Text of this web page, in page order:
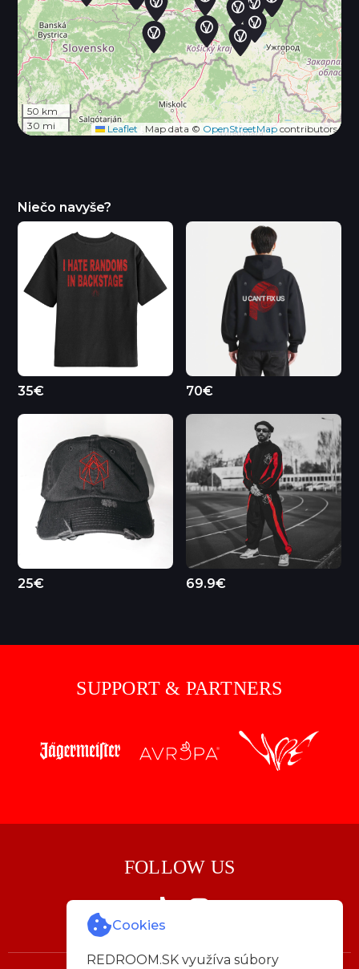
50 km
30 mi
Leaflet Map data © OpenStreetMapcontributors
Niečo navyše?
35€ 70€
25€ 69.9€
Cookies
REDROOM.SK využíva súbory
SUPPORT & PARTNERS
FOLLOW US